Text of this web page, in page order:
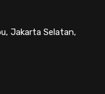
Jakarta Selatan,